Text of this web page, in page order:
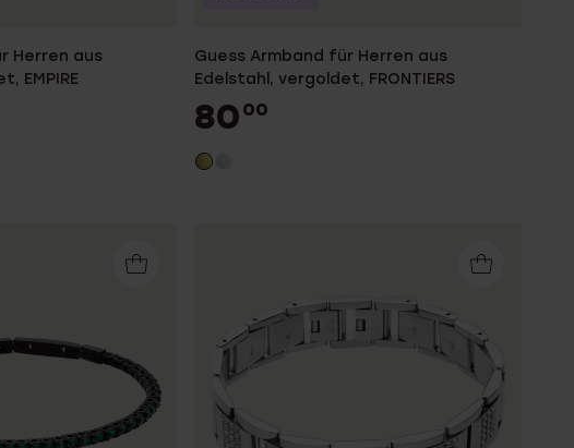
Herren aus
EMPIRE
Guess Armband für Herren aus
Edelstahl, vergoldet, FRONTIERS
80 00